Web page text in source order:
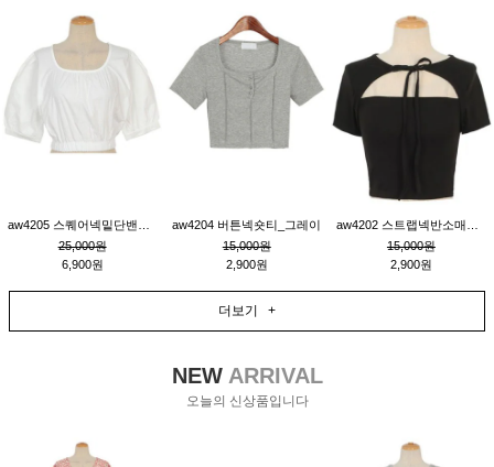
25,000원
6,900원
aw4204 버튼넥숏티_그레이
15,000원
2,900원
15,000원
2,900원
더보기 +
NEWARRIVAL
오늘의 신상품입니다